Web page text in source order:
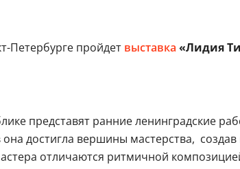
Петербурге пройдет выставка «Лидия
представят ранние ленинградские
она достигла вершины мастерства,
отличаются ритмичной